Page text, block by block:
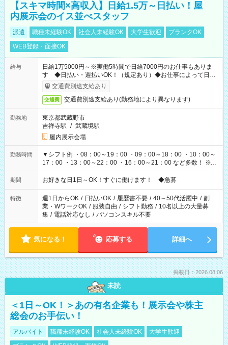
【スキマ時間×高収入】日給1.5万～日払い！屋
内展示会のイス並べスタッフ
派遣 職種未経験OK 社会人未経験OK 大学生歓迎
ブランクOK
WEB登録・面接OK
給与
日給1万5000円～※実働5時間で日給7000円のお仕事もありま
す ◆日払い・週払いOK！（規定あり）◆お仕事によって日給
も異なります
交通費別途支給あり
交通費 交通費別途支給あり(勤務地により異なります)
勤務地
東京都武蔵野市
吉祥寺駅 / 武蔵境駅
屋内展示会場
勤務時間
▼シフト例 ・08：00～19：00 ・09：00～18：00 ・10：00～
17：00 ・13：00～22：00 ・16：00～21：00 など多数！ ※お
仕事により勤務時間が異なります
期間 お好きな日1日～OK！すぐに働けます！ ◆急募
特徴 週1日からOK / 日払いOK / 履歴書不要 / 40～50代活躍中 / 副
業・WワークOK / 服装自由 / シフト勤務 / 10名以上の大量募
集 / 電話対応なし / パソコンスキル不要
気になる！ 応募する 詳細へ
掲載日：2026.08.06
未読
＜1日～OK！＞あの有名企業も！展示会や株主
総会のお手伝い！
アルバイト 職種未経験OK 社会人未経験OK
大学生歓迎